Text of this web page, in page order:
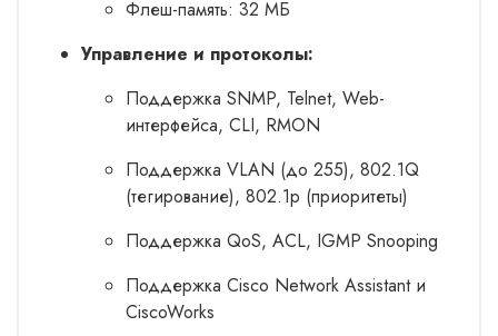
Флеш-память: 32 МБ
Управление и протоколы:
Поддержка SNMP, Telnet, Web-
интерфейса, CLI, RMON
Поддержка VLAN (до 255), 802.1Q
(тегирование), 802.1p (приоритеты)
Поддержка QoS, ACL, IGMP Snooping
Поддержка Cisco Network Assistant и
CiscoWorks